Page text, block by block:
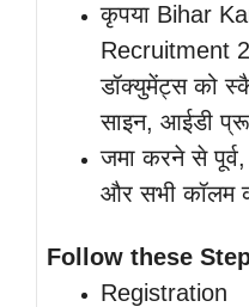
कृपया Bihar
Recruitment
डॉक्युमेंट्स को
साइन, आईडी
जमा करने से
और सभी कॉलम
Follow these
Registration